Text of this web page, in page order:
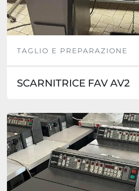
TAGLIO E PREPARAZIONE
SCARNITRICE FAV AV2